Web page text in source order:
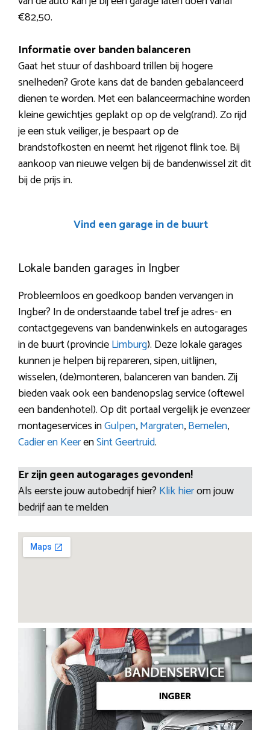
€82,50.
Informatie over banden balanceren
Gaat het stuur of dashboard trillen bij hogere
snelheden? Grote kans dat de banden gebalanceerd
dienen te worden. Met een balanceermachine worden
kleine gewichtjes geplakt op op de velg(rand). Zo rijd
je een stuk veiliger, je bespaart op de
brandstofkosten en neemt het rijgenot flink toe. Bij
aankoop van nieuwe velgen bij de bandenwissel zit dit
bij de prijs in.
Vind een garage in de buurt
Lokale banden garages in Ingber
Probleemloos en goedkoop banden vervangen in
Ingber? In de onderstaande tabel tref je adres- en
contactgegevens van bandenwinkels en autogarages
in de buurt (provincieLimburg). Deze lokale garages
kunnen je helpen bij repareren, sipen, uitlijnen,
wisselen, (de)monteren, balanceren van banden. Zij
bieden vaak ook een bandenopslag service (oftewel
een bandenhotel). Op dit portaal vergelijk je evenzeer
montageservices inGulpen,Margraten,Bemelen,
Cadier en KeerenSint Geertruid.
Er zijn geen autogarages gevonden!
Als eerste jouw autobedrijf hier? Klik hierom jouw
bedrijf aan te melden